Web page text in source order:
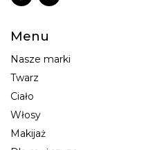
Menu
Nasze marki
Twarz
Ciało
Włosy
Makijaż